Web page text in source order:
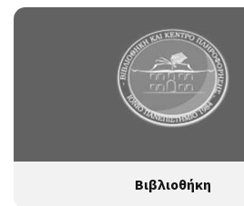
Βιβλιοθήκη